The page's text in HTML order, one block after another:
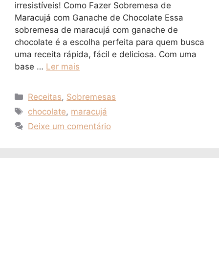
irresistíveis! Como Fazer Sobremesa de
Maracujá com Ganache de Chocolate Essa
sobremesa de maracujá com ganache de
chocolate é a escolha perfeita para quem busca
uma receita rápida, fácil e deliciosa. Com uma
base … Ler mais
Categorias
Receitas, Sobremesas
Tags
chocolate, maracujá
Deixe um comentário